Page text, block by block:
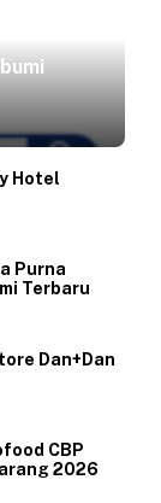
Hotel
Purna
Terbaru
Dan+Dan
CBP
2026